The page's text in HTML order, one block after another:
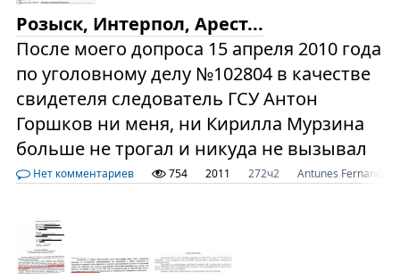
Розыск, Интерпол, Арест...
После моего допроса 15 апреля 2010 года
по уголовному делу №102804 в качестве
свидетеля следователь ГСУ Антон
Горшков ни меня, ни Кирилла Мурзина
больше не трогал и никуда не вызывал
Нет комментариев 754 2011 272ч2 Antunes Fernandes